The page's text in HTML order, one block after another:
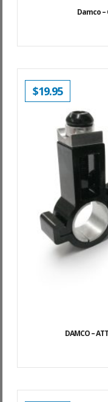
Damco
DAMCO –
$19.95